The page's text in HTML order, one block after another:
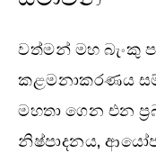
වත්මන් මහ බැංකු
කළමනාකරණය
මහතා ගෙන එන
නිෂ්පාදනය,